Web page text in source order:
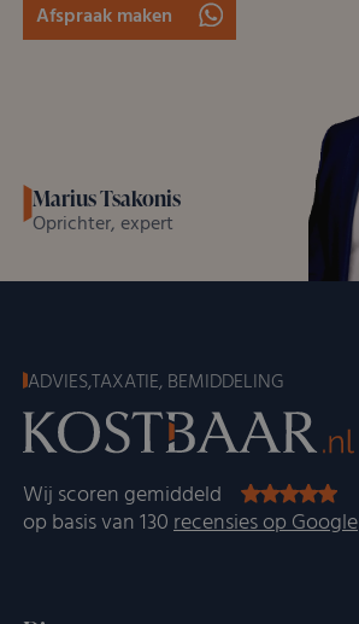
Afspraak maken
Marius Tsakonis
Oprichter, expert
ADVIES,TAXATIE, BEMIDDELING
Wij scoren gemiddeld
op basis van 130recensies op Google